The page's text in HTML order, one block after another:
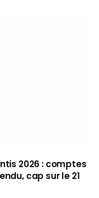
2026 : comptes
cap sur le 21